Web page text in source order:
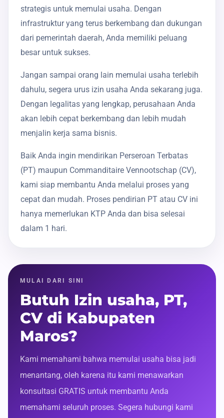
strategis untuk memulai usaha. Dengan
infrastruktur yang terus berkembang dan dukungan
dari pemerintah daerah, Anda memiliki peluang
besar untuk sukses.
Jangan sampai orang lain memulai usaha terlebih
dahulu, segera urus izin usaha Anda sekarang juga.
Dengan legalitas yang lengkap, perusahaan Anda
akan lebih cepat berkembang dan lebih mudah
menjalin kerja sama bisnis.
Baik Anda ingin mendirikan Perseroan Terbatas
(PT) maupun Commanditaire Vennootschap (CV),
kami siap membantu Anda melalui proses yang
cepat dan mudah. Proses pendirian PT atau CV ini
hanya memerlukan KTP Anda dan bisa selesai
dalam 1 hari.
MULAI DARI SINI
Butuh Izin usaha, PT,
CV di Kabupaten
Maros?
Kami memahami bahwa memulai usaha bisa jadi
menantang, oleh karena itu kami menawarkan
konsultasi GRATIS untuk membantu Anda
memahami seluruh proses. Segera hubungi kami